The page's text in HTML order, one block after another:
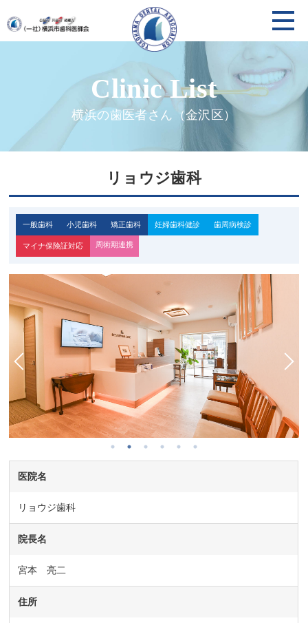
横浜の歯医者さん（金沢区）
リョウジ歯科
一般歯科 小児歯科 矯正歯科 妊婦歯科健診 歯周病検診
マイナ保険証対応 周術期連携
医院名
リョウジ歯科
院長名
宮本 亮二
住所